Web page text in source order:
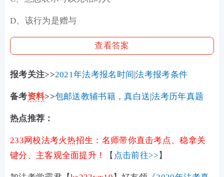
D、该行为是赠与
查看答案
报考关注>>2021年法考报名时间|法考报考条件
备考资料>>包邮送教辅书籍，真白送|法考历年真题
热点推荐：
233网校法考火热招生：名师带你直击考点、稳拿关
键分、主客观全面提升！
【 点击前往>> 】